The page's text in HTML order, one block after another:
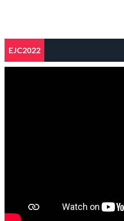
EJC2022